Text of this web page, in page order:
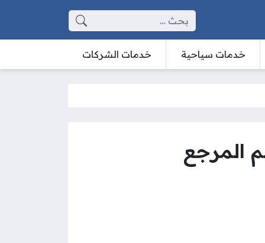
البحث عن:
خدمات سياحية خدمات الشركات
المرجع